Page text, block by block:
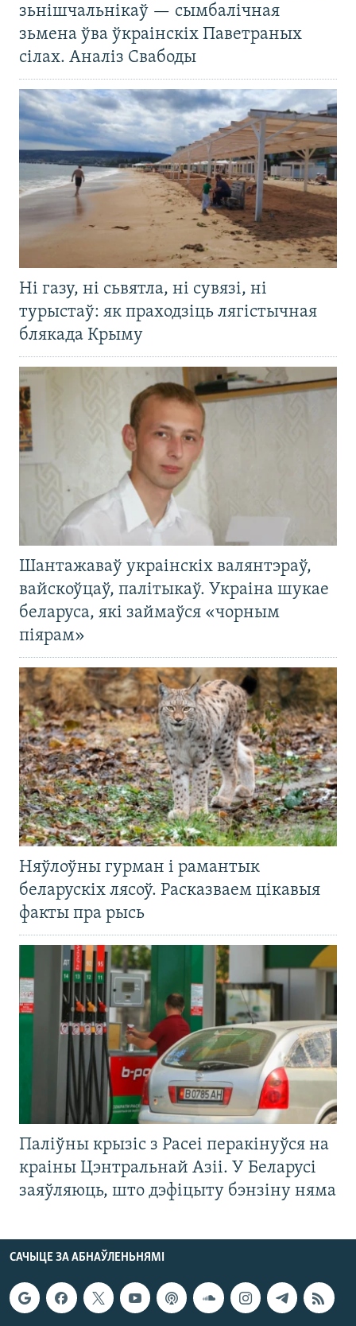
зьнішчальнікаў — сымбалічная
зьмена ўва ўкраінскіх Паветраных
сілах. Аналіз Свабоды
Ні газу, ні сьвятла, ні сувязі, ні
турыстаў: як праходзіць лягістычная
блякада Крыму
Шантажаваў украінскіх валянтэраў,
вайскоўцаў, палітыкаў. Украіна шукае
беларуса, які займаўся «чорным
піярам»
Няўлоўны гурман і рамантык
беларускіх лясоў. Расказваем цікавыя
факты пра рысь
Паліўны крызіс з Расеі перакінуўся на
краіны Цэнтральнай Азіі. У Беларусі
заяўляюць, што дэфіцыту бэнзіну няма
САЧЫЦЕ ЗА АБНАЎЛЕНЬНЯМІ